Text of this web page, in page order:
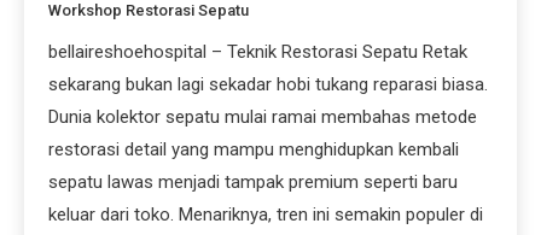
Workshop Restorasi Sepatu
bellaireshoehospital – Teknik Restorasi Sepatu Retak
sekarang bukan lagi sekadar hobi tukang reparasi biasa.
Dunia kolektor sepatu mulai ramai membahas metode
restorasi detail yang mampu menghidupkan kembali
sepatu lawas menjadi tampak premium seperti baru
keluar dari toko. Menariknya, tren ini semakin populer di